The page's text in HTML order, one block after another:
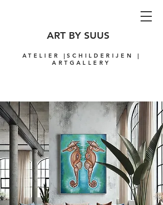
ART BY SUUS
ATELIER |SCHILDERIJEN |
ARTGALLERY